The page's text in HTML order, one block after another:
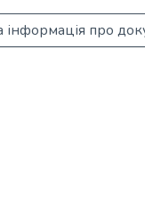
інформація про